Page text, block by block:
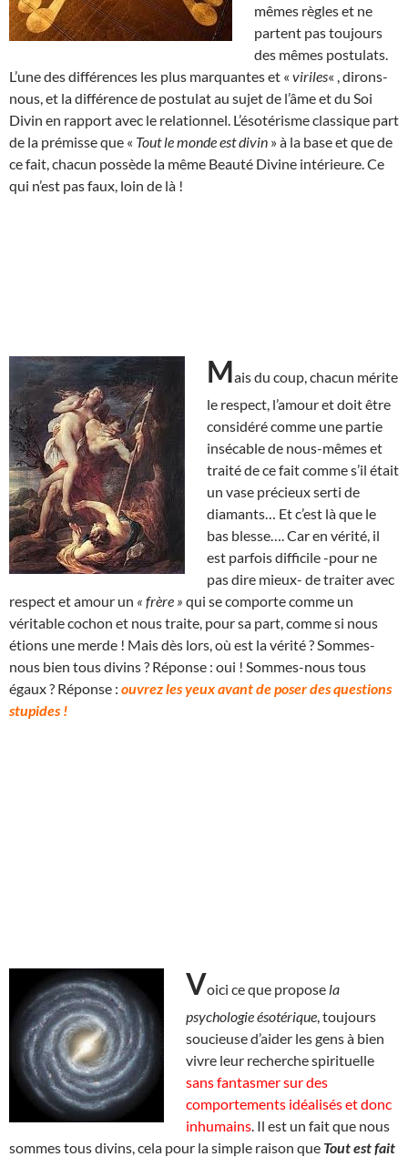
mêmes règles et ne
partent pas toujours
des mêmes postulats.
L’une des différences les plus marquantes et « viriles« , dirons-
nous, et la différence de postulat au sujet de l’âme et du Soi
Divin en rapport avec le relationnel. L’ésotérisme classique part
de la prémisse que « Tout le monde est divin » à la base et que de
ce fait, chacun possède la même Beauté Divine intérieure. Ce
qui n’est pas faux, loin de là !
Mais du coup, chacun mérite
le respect, l’amour et doit être
considéré comme une partie
insécable de nous-mêmes et
traité de ce fait comme s’il était
un vase précieux serti de
diamants… Et c’est là que le
bas blesse…. Car en vérité, il
est parfois difficile -pour ne
pas dire mieux- de traiter avec
respect et amour un « frère » qui se comporte comme un
véritable cochon et nous traite, pour sa part, comme si nous
étions une merde ! Mais dès lors, où est la vérité ? Sommes-
nous bien tous divins ? Réponse : oui ! Sommes-nous tous
égaux ? Réponse : ouvrez les yeux avant de poser des questions
stupides !
Voici ce que propose la
psychologie ésotérique , toujours
soucieuse d’aider les gens à bien
vivre leur recherche spirituelle
sans fantasmer sur des
comportements idéalisés et donc
inhumains . Il est un fait que nous
sommes tous divins, cela pour la simple raison que Tout est fait